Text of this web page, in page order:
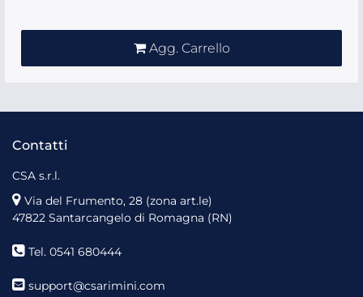
Agg. Carrello
Contatti
CSA s.r.l.
Via del Frumento, 28 (zona art.le)
47822 Santarcangelo di Romagna (RN)
Tel. 0541 680444
support@csarimini.com